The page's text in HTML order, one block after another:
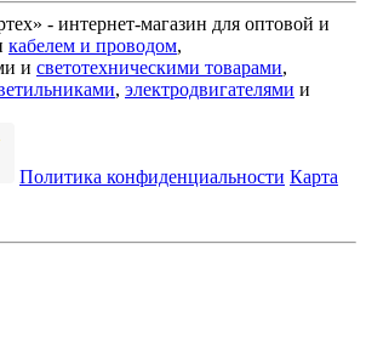
- интернет-магазин для оптовой и
кабелем и проводом,
и светотехническими товарами,
, электродвигателями и
Политика конфиденциальности Карта